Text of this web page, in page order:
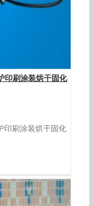
印刷涂装烘干固化
印刷涂装烘干固化